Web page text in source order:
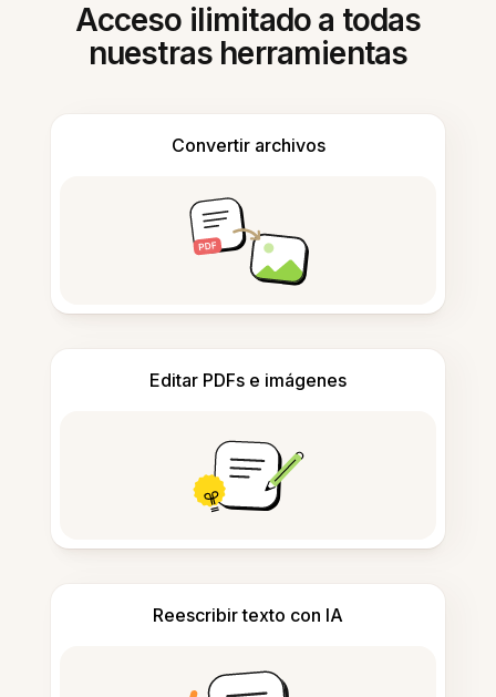
Acceso ilimitado a todas
nuestras herramientas
Convertir archivos
Editar PDFs e imágenes
Reescribir texto con IA